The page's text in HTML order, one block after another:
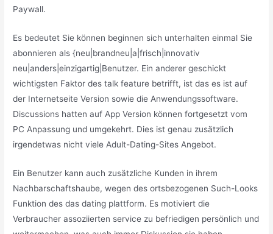
Paywall.
Es bedeutet Sie können beginnen sich unterhalten einmal Sie
abonnieren als {neu|brandneu|a|frisch|innovativ
neu|anders|einzigartig|Benutzer. Ein anderer geschickt
wichtigsten Faktor des talk feature betrifft, ist das es ist auf
der Internetseite Version sowie die Anwendungssoftware.
Discussions hatten auf App Version können fortgesetzt vom
PC Anpassung und umgekehrt. Dies ist genau zusätzlich
irgendetwas nicht viele Adult-Dating-Sites Angebot.
Ein Benutzer kann auch zusätzliche Kunden in ihrem
Nachbarschaftshaube, wegen des ortsbezogenen Such-Looks
Funktion des das dating plattform. Es motiviert die
Verbraucher assoziierten service zu befriedigen persönlich und